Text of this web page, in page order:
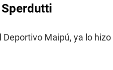
Maipú, ya lo